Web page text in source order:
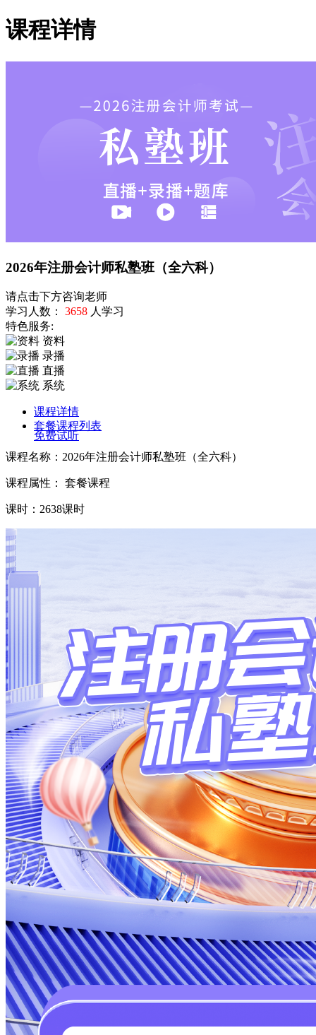
课程详情
2026年注册会计师私塾班（全六科）
请点击下方咨询老师
学习人数：
3658 人学习
特色服务:
资料
录播
直播
系统
课程详情
套餐课程列表
免费试听
课程名称：2026年注册会计师私塾班（全六科）
课程属性： 套餐课程
课时：2638课时